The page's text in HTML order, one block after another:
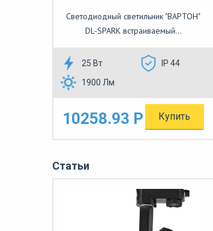
Светодиодный светильник "ВАРТОН"
DL-SPARK встраиваемый...
25 Вт
IP 44
1900 Лм
10258.93 Р Купить
Статьи